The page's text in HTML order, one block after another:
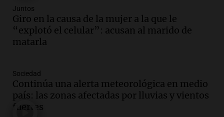
Audio.
propiedad privada genera preocupación
y críticas entre senadores
Panorama Federal
un pilar cultural y social según Antonio
Marocco
Panorama Federal
Episodios
Juntos
Giro en la causa de la mujer a la que le
“explotó el celular”: acusan al marido de
matarla
Sociedad
Continúa una alerta meteorológica en medio
país: las zonas afectadas por lluvias y vientos
fuertes